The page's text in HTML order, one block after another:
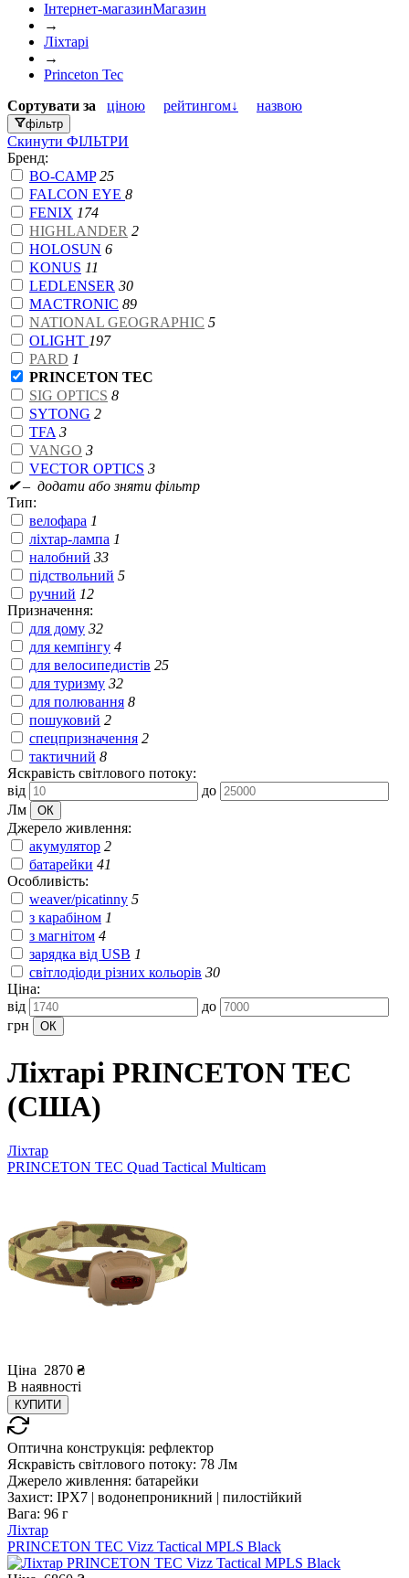
Інтернет-магазинМагазин
→
Ліхтарі
→
Princeton Tec
Сортувати за ціною рейтингом↓ назвою
фільтр
Скинути ФІЛЬТРИ
Бренд:
BO-CAMP 25
FALCON EYE 8
FENIX 174
HIGHLANDER 2
HOLOSUN 6
KONUS 11
LEDLENSER 30
MACTRONIC 89
NATIONAL GEOGRAPHIC 5
OLIGHT 197
PARD 1
PRINCETON TEC
SIG OPTICS 8
SYTONG 2
TFA 3
VANGO 3
VECTOR OPTICS 3
✔– додати або зняти фільтр
Тип:
велофара 1
ліхтар-лампа 1
налобний 33
підствольний 5
ручний 12
Призначення:
для дому 32
для кемпінгу 4
для велосипедистів 25
для туризму 32
для полювання 8
пошуковий 2
спецпризначення 2
тактичний 8
Яскравість світлового потоку:
від
до
Лм
Джерело живлення:
акумулятор 2
батарейки 41
Особливість:
weaver/picatinny 5
з карабіном 1
з магнітом 4
зарядка від USB 1
світлодіоди різних кольорів 30
Ціна:
від
до
грн
Ліхтарі PRINCETON TEC
(США)
Ліхтар
PRINCETON TEC Quad Tactical Multicam
Ціна 2870 ₴
В наявності
КУПИТИ
Оптична конструкція: рефлектор
Яскравість світлового потоку: 78 Лм
Джерело живлення: батарейки
Захист: IPX7 | водонепроникний | пилостійкий
Вага: 96 г
Ліхтар
PRINCETON TEC Vizz Tactical MPLS Black